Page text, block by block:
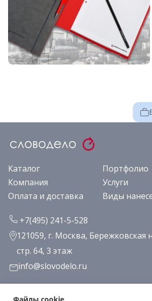
Каталог
Портфолио
Компания
Услуги
Оплата и доставка
Виды
+7(495) 241-5-528
121059, г. Москва, Бережковская
стр. 64, 3 этаж
info@slovodelo.ru
Заказать звонок